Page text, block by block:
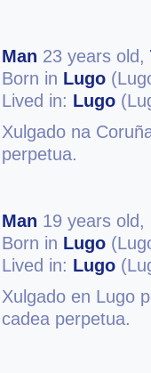
Man 23 years old,
Born in Lugo
Lived in: Lugo
Xulgado na
perpetua.
Man 19 years old,
Born in Lugo
Lived in: Lugo
Xulgado en Lugo
cadea perpetua.